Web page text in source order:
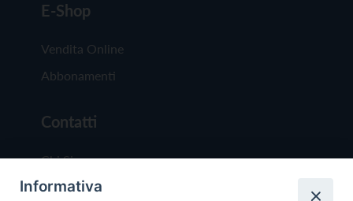
E-Shop
Vendita Online
Abbonamenti
Contatti
Chi Siamo
Redazione
Informativa